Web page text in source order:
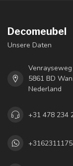
Decomeubel
Unsere Daten
5861 BD
Nederland
+31 478 234